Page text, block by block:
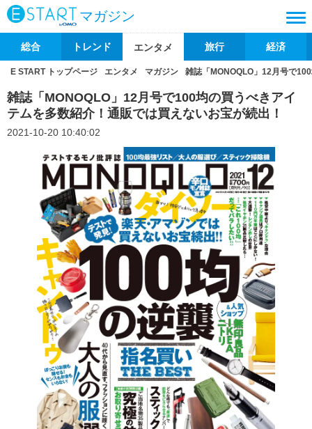
マガジン
総合 トレンド エンタメ 旅行 経済
E START トップページ エンタメ マガジン 雑誌「MONOQLO」12月号で
雑誌「MONOQLO」12月号で100均の買うべきアイ
テムを多数紹介！通販では買えないお宝が続出！
2021-10-20 10:40:02